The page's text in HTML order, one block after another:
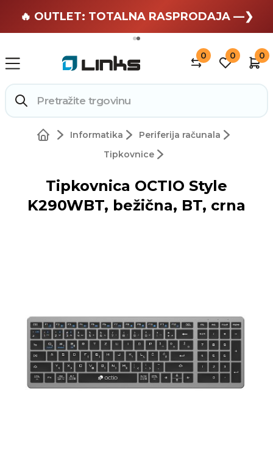
🏄 Zaslužuješ odmor —❯
🔥 OUTLET: TOTALNA RASPRODAJA —❯
0 0 0
Informatika
Periferija računala
Tipkovnice
Tipkovnica OCTIO Style
K290WBT, bežična, BT, crna